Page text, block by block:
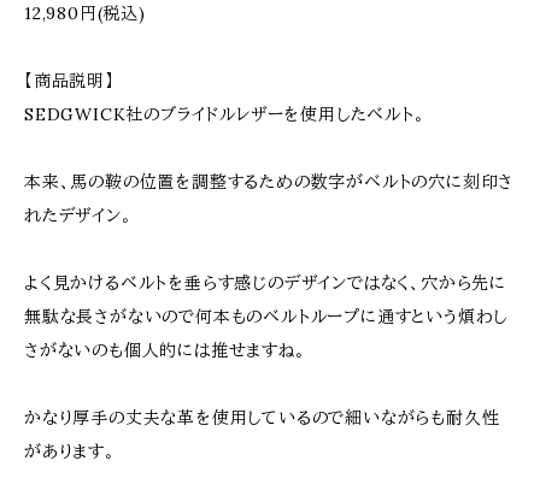
12,980円(税込)
【商品説明】
SEDGWICK社のブライドルレザーを使用したベルト。
本来、馬の鞍の位置を調整するための数字がベルトの穴に刻印さ
れたデザイン。
よく見かけるベルトを垂らす感じのデザインではなく、穴から先に
無駄な長さがないので何本ものベルトループに通すという煩わし
さがないのも個人的には推せますね。
かなり厚手の丈夫な革を使用しているので細いながらも耐久性
があります。